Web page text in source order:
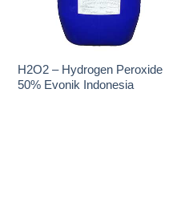
H2O2 – Hydrogen Peroxide
50% Evonik Indonesia